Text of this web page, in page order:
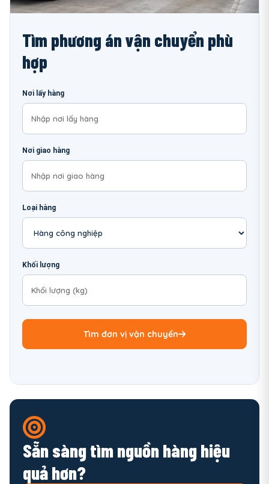
Tìm phương án vận chuyển phù
hợp
Nơi lấy hàng
Nơi giao hàng
Loại hàng
Khối lượng
Tìm đơn vị vận chuyển
Sẵn sàng tìm nguồn hàng hiệu
quả hơn?